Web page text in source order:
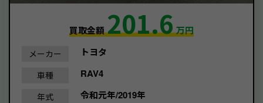
買取金額201.6万円
メーカー トヨタ
車種 RAV4
年式 令和元年/2019年